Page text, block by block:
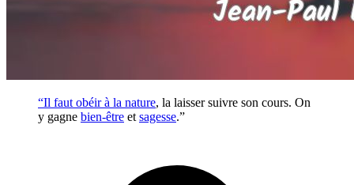
“Il faut obéir à la nature, la laisser suivre son cours. On
y gagne bien-être et sagesse.”